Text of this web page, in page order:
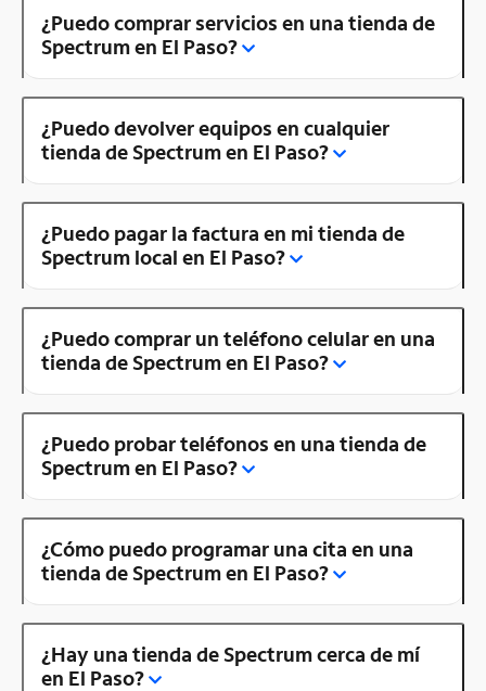
¿Puedo comprar servicios en una tienda de
Spectrum en El Paso?
¿Puedo devolver equipos en cualquier
tienda de Spectrum en El Paso?
¿Puedo pagar la factura en mi tienda de
Spectrum local en El Paso?
¿Puedo comprar un teléfono celular en una
tienda de Spectrum en El Paso?
¿Puedo probar teléfonos en una tienda de
Spectrum en El Paso?
¿Cómo puedo programar una cita en una
tienda de Spectrum en El Paso?
¿Hay una tienda de Spectrum cerca de mí
en El Paso?